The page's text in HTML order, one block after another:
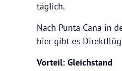
täglich.
Nach Punta Cana in
hier gibt es
Vorteil: Gleichstand